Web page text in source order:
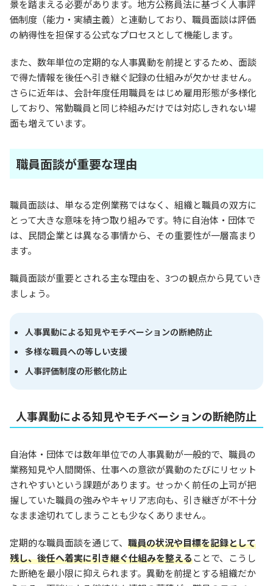
景を踏まえる必要があります。地方公務員法に基づく人事評
価制度（能力・実績主義）と連動しており、職員面談は評価
の納得性を担保する公式なプロセスとして機能します。
また、数年単位の定期的な人事異動を前提とするため、面談
で得た情報を後任へ引き継ぐ記録の仕組みが欠かせません。
さらに近年は、会計年度任用職員をはじめ雇用形態が多様化
しており、常勤職員と同じ枠組みだけでは対応しきれない場
面も増えています。
職員面談が重要な理由
職員面談は、単なる定例業務ではなく、組織と職員の双方に
とって大きな意味を持つ取り組みです。特に自治体・団体で
は、民間企業とは異なる事情から、その重要性が一層高まり
ます。
職員面談が重要とされる主な理由を、3つの観点から見ていき
ましょう。
人事異動による知見やモチベーションの断絶防止
多様な職員への等しい支援
人事評価制度の形骸化防止
人事異動による知見やモチベーションの断絶防止
自治体・団体では数年単位での人事異動が一般的で、職員の
業務知見や人間関係、仕事への意欲が異動のたびにリセット
されやすいという課題があります。せっかく前任の上司が把
握していた職員の強みやキャリア志向も、引き継ぎが不十分
なまま途切れてしまうことも少なくありません。
定期的な職員面談を通じて、 職員の状況や目標を記録として
残し、後任へ着実に引き継ぐ仕組みを整えることで、こうし
た断絶を最小限に抑えられます。異動を前提とする組織だか